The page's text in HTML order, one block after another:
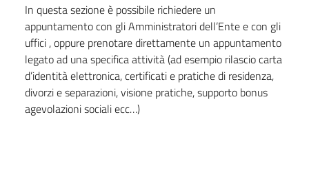
In questa sezione è possibile richiedere un
appuntamento con gli Amministratori dell’Ente e con gli
uffici , oppure prenotare direttamente un appuntamento
legato ad una specifica attività (ad esempio rilascio carta
d’identità elettronica, certificati e pratiche di residenza,
divorzi e separazioni, visione pratiche, supporto bonus
agevolazioni sociali ecc…)